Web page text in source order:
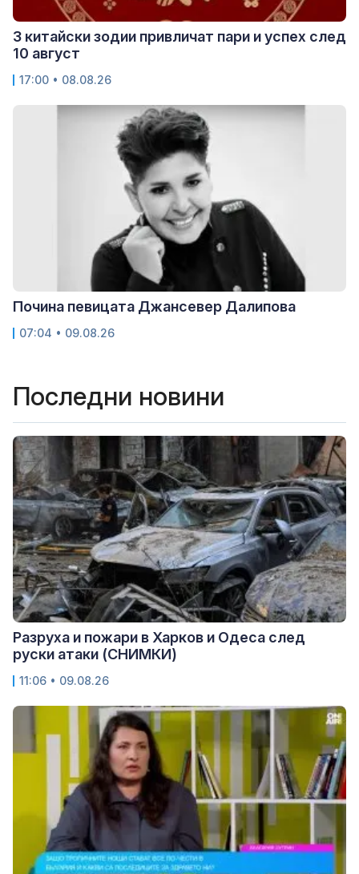
3 китайски зодии привличат пари и успех след
10 август
17:00 • 08.08.26
Почина певицата Джансевер Далипова
07:04 • 09.08.26
Последни новини
Разруха и пожари в Харков и Одеса след
руски атаки (СНИМКИ)
11:06 • 09.08.26